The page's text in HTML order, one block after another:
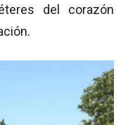
del corazón